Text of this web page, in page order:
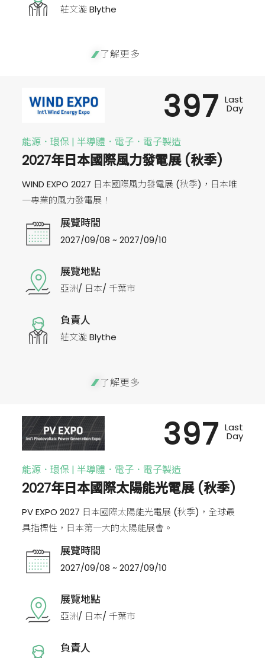
莊文漩 Blythe
了解更多
能源．環保 | 半導體．電子．電子製造
2027年日本國際風力發電展 (秋季)
WIND EXPO 2027 日本國際風力發電展 (秋季)，日本唯
一專業的風力發電展！
展覽時間
2027/09/08 ~ 2027/09/10
展覽地點
亞洲/ 日本/ 千葉市
負責人
莊文漩 Blythe
397 Last
Day
了解更多
能源．環保 | 半導體．電子．電子製造
2027年日本國際太陽能光電展 (秋季)
PV EXPO 2027 日本國際太陽能光電展 (秋季)，全球最
具指標性，日本第一大的太陽能展會。
展覽時間
2027/09/08 ~ 2027/09/10
展覽地點
亞洲/ 日本/ 千葉市
負責人
397 Last
Day